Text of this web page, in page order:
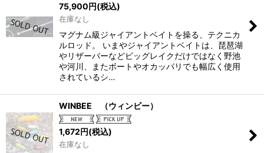
75,900円(税込)
在庫なし
マグナム級ジャイアントベイトを操る、テクニカ
ルロッド。 いまやジャイアントベイトは、琵琶湖
やリザーバーなどビッグレイクだけではなく野池
や河川、またボートやオカッパリでも幅広く使用
されているシ…
WINBEE （ウィンビー）
1,672円(税込)
在庫なし